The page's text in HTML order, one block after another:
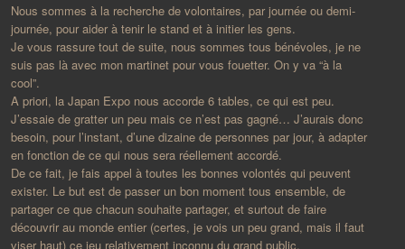
Nous sommes à la recherche de volontaires, par journée ou demi-
journée, pour aider à tenir le stand et à initier les gens.
Je vous rassure tout de suite, nous sommes tous bénévoles, je ne
suis pas là avec mon martinet pour vous fouetter. On y va “à la
cool”.
A priori, la Japan Expo nous accorde 6 tables, ce qui est peu.
J’essaie de gratter un peu mais ce n’est pas gagné… J’aurais donc
besoin, pour l’instant, d’une dizaine de personnes par jour, à adapter
en fonction de ce qui nous sera réellement accordé.
De ce fait, je fais appel à toutes les bonnes volontés qui peuvent
exister. Le but est de passer un bon moment tous ensemble, de
partager ce que chacun souhaite partager, et surtout de faire
découvrir au monde entier (certes, je vois un peu grand, mais il faut
viser haut) ce jeu relativement inconnu du grand public.